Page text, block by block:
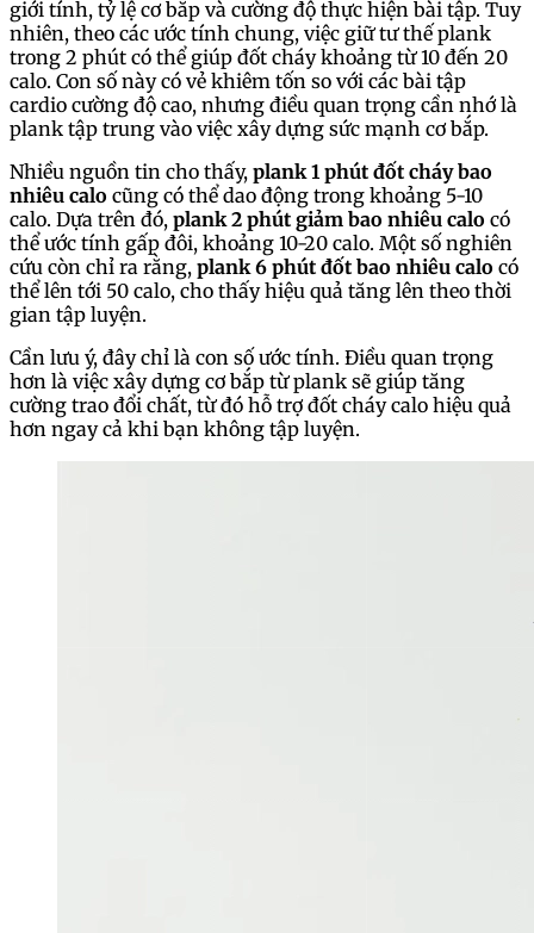
giới tính, tỷ lệ cơ bắp và cường độ thực hiện bài tập. Tuy
nhiên, theo các ước tính chung, việc giữ tư thế plank
trong 2 phút có thể giúp đốt cháy khoảng từ 10 đến 20
calo. Con số này có vẻ khiêm tốn so với các bài tập
cardio cường độ cao, nhưng điều quan trọng cần nhớ là
plank tập trung vào việc xây dựng sức mạnh cơ bắp.
Nhiều nguồn tin cho thấy, plank 1 phút đốt cháy bao
nhiêu calo cũng có thể dao động trong khoảng 5-10
calo. Dựa trên đó, plank 2 phút giảm bao nhiêu calo có
thể ước tính gấp đôi, khoảng 10-20 calo. Một số nghiên
cứu còn chỉ ra rằng, plank 6 phút đốt bao nhiêu calo có
thể lên tới 50 calo, cho thấy hiệu quả tăng lên theo thời
gian tập luyện.
Cần lưu ý, đây chỉ là con số ước tính. Điều quan trọng
hơn là việc xây dựng cơ bắp từ plank sẽ giúp tăng
cường trao đổi chất, từ đó hỗ trợ đốt cháy calo hiệu quả
hơn ngay cả khi bạn không tập luyện.